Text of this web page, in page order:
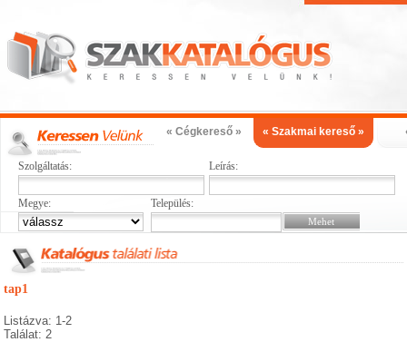
« Cégkereső » « Szakmai kereső »
Szolgáltatás: Leírás:
Megye: Település:
tap1
Listázva: 1-2
Találat: 2